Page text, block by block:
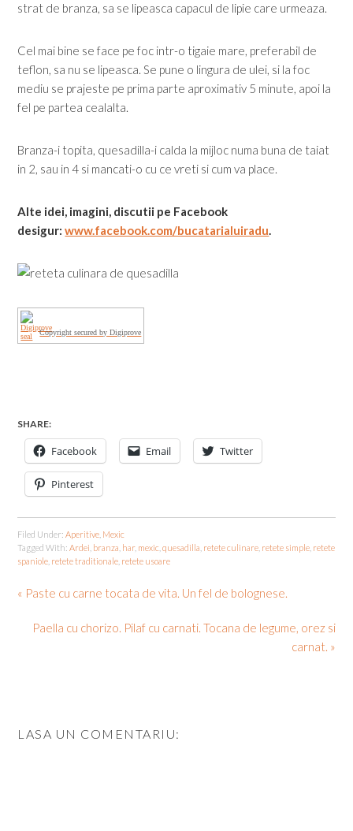
strat de branza, sa se lipeasca capacul de lipie care urmeaza.
Cel mai bine se face pe foc intr-o tigaie mare, preferabil de
teflon, sa nu se lipeasca. Se pune o lingura de ulei, si la foc
mediu se prajeste pe prima parte aproximativ 5 minute, apoi la
fel pe partea cealalta.
Branza-i topita, quesadilla-i calda la mijloc numa buna de taiat
in 2, sau in 4 si mancati-o cu ce vreti si cum va place.
Alte idei, imagini, discutii pe Facebook
desigur:www.facebook.com/bucatarialuiradu.
Copyright secured by Digiprove
SHARE:
Facebook Email Twitter
Pinterest
Filed Under:Aperitive Mexic
Tagged With:Ardei branza har, mexic ,quesadilla retete culinare retete simple retete
spaniole retete traditionale retete usoare
« Paste cu carne tocata de vita. Un fel de bolognese.
Paella cu chorizo. Pilaf cu carnati. Tocana de legume, orez si
carnat. »
LASA UN COMENTARIU: